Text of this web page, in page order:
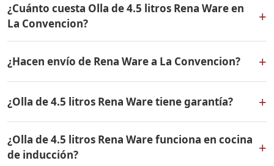
¿Cuánto cuesta Olla de 4.5 litros Rena Ware en
La Convencion?
+
todo el Perú. Contáctame por WhatsApp para conocer
el precio actual, promociones disponibles y facilidades
de pago en cuotas desde el 10% de inicial.
¿Hacen envío de Rena Ware a La Convencion? +
a La Convencion, Cusco y a todo el Perú. El pago es
contra entrega.
¿Olla de 4.5 litros Rena Ware tiene garantía? +
vida contra defectos de fabricación. Todos los
productos Rena Ware están fabricados en acero
¿Olla de 4.5 litros Rena Ware funciona en cocina
de inducción?
+